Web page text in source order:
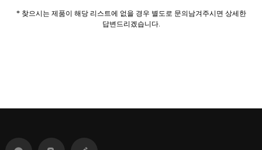
* 찾으시는 제품이 해당 리스트에 없을 경우 별도로 문의남겨주시면 상세한
답변드리겠습니다.